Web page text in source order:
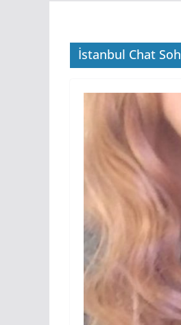
İstanbul Chat